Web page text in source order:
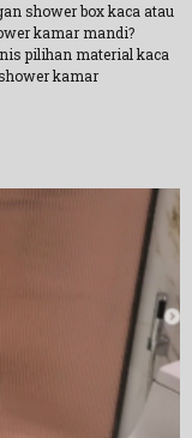
shower box kaca atau
kamar mandi?
pilihan material kaca
kamar